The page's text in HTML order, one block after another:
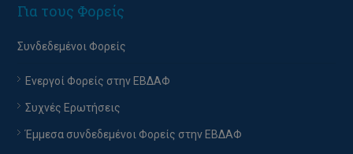
Για τους Φορείς
Συνδεδεμένοι Φορείς
Ενεργοί Φορείς στην ΕΒΔΑΦ
Συχνές Ερωτήσεις
Έμμεσα συνδεδεμένοι Φορείς στην ΕΒΔΑΦ